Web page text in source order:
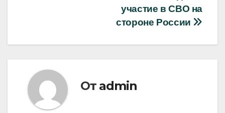
участие в СВО на
стороне России
От admin